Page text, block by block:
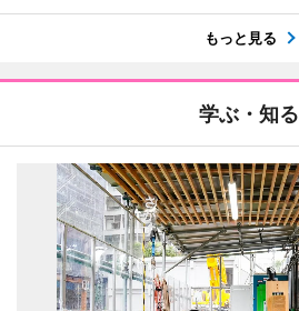
もっと見る
学ぶ・知る